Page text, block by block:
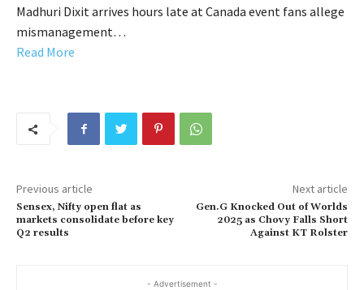
Madhuri Dixit arrives hours late at Canada event fans allege
mismanagement…
Read More
Previous article
Sensex, Nifty open flat as
markets consolidate before key
Q2 results
Next article
Gen.G Knocked Out of Worlds
2025 as Chovy Falls Short
Against KT Rolster
- Advertisement -